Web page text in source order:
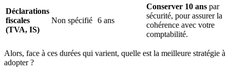
Déclarations
fiscales
(TVA, IS)
Non spécifié 6 ans
Conserver 10 ans par
sécurité, pour assurer la
cohérence avec votre
comptabilité.
Alors, face à ces durées qui varient, quelle est la meilleure stratégie à
adopter ?